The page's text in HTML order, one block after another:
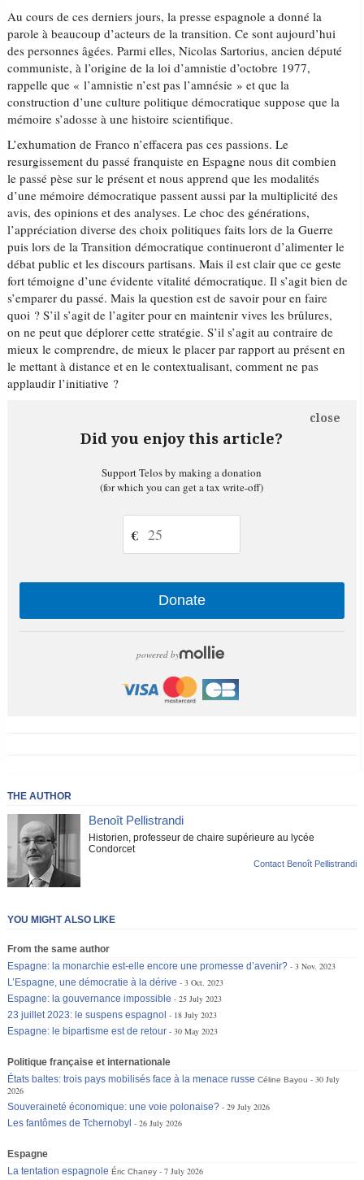
Au cours de ces derniers jours, la presse espagnole a donné la
parole à beaucoup d’acteurs de la transition. Ce sont aujourd’hui
des personnes âgées. Parmi elles, Nicolas Sartorius, ancien député
communiste, à l’origine de la loi d’amnistie d’octobre 1977,
rappelle que « l’amnistie n’est pas l’amnésie » et que la
construction d’une culture politique démocratique suppose que la
mémoire s’adosse à une histoire scientifique.
L’exhumation de Franco n’effacera pas ces passions. Le
resurgissement du passé franquiste en Espagne nous dit combien
le passé pèse sur le présent et nous apprend que les modalités
d’une mémoire démocratique passent aussi par la multiplicité des
avis, des opinions et des analyses. Le choc des générations,
l’appréciation diverse des choix politiques faits lors de la Guerre
puis lors de la Transition démocratique continueront d’alimenter le
débat public et les discours partisans. Mais il est clair que ce geste
fort témoigne d’une évidente vitalité démocratique. Il s’agit bien de
s’emparer du passé. Mais la question est de savoir pour en faire
quoi ? S’il s’agit de l’agiter pour en maintenir vives les brûlures,
on ne peut que déplorer cette stratégie. S’il s’agit au contraire de
mieux le comprendre, de mieux le placer par rapport au présent en
le mettant à distance et en le contextualisant, comment ne pas
applaudir l’initiative ?
Did you enjoy this article?
close
Support Telos by making a donation
(for which you can get a tax write-off)
€
Donate
powered by
THE AUTHOR
Benoît Pellistrandi
Historien, professeur de chaire supérieure au lycée
Condorcet
Contact Benoît Pellistrandi
YOU MIGHT ALSO LIKE
From the same author
Espagne: la monarchie est-elle encore une promesse d’avenir?
3 Nov. 2023
L’Espagne, une démocratie à la dérive
3 Oct. 2023
Espagne: la gouvernance impossible
25 July 2023
23 juillet 2023: le suspens espagnol
18 July 2023
Espagne: le bipartisme est de retour
30 May 2023
Politique française et internationale
États baltes: trois pays mobilisés face à la menace russe Céline Bayou
30 July
2026
Souveraineté économique: une voie polonaise?
29 July 2026
Les fantômes de Tchernobyl
26 July 2026
Espagne
La tentation espagnole Éric Chaney 7 July 2026